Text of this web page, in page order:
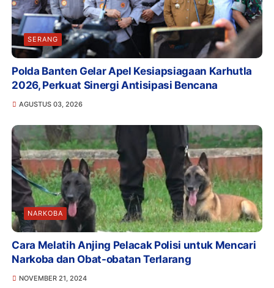
SERANG
Polda Banten Gelar Apel Kesiapsiagaan Karhutla
2026, Perkuat Sinergi Antisipasi Bencana
AGUSTUS 03, 2026
NARKOBA
Cara Melatih Anjing Pelacak Polisi untuk Mencari
Narkoba dan Obat-obatan Terlarang
NOVEMBER 21, 2024